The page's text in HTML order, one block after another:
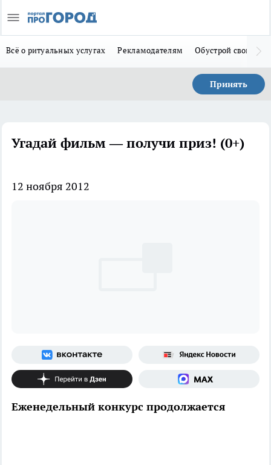
Всё о ритуальных услугах Рекламодателям Обустрой свой дом
Принять
Угадай фильм — получи приз! (0+)
12 ноября 2012
Еженедельный конкурс продолжается